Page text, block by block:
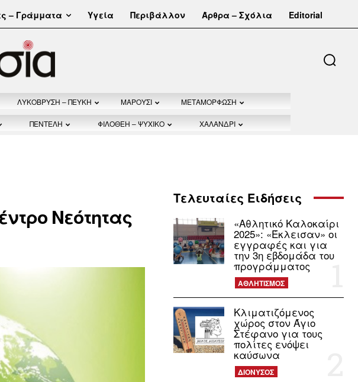
– Γράμματα Υγεία Περιβάλλον Άρθρα – Σχόλια Editorial
ΛΥΚΟΒΡΥΣΗ – ΠΕΥΚΗ ΜΑΡΟΥΣΙ ΜΕΤΑΜΟΡΦΩΣΗ
ΠΕΝΤΕΛΗ ΦΙΛΟΘΕΗ – ΨΥΧΙΚΟ ΧΑΛΑΝΔΡΙ
Νεότητας
Τελευταίες Ειδήσεις
«Αθλητικό Καλοκαίρι
2025»: «Έκλεισαν» οι
εγγραφές και για
την 3η εβδομάδα του
προγράμματος
ΑΘΛΗΤΙΣΜΟΣ
Κλιματιζόμενος
χώρος στον Άγιο
Στέφανο για τους
πολίτες ενόψει
καύσωνα
ΔΙΟΝΥΣΟΣ